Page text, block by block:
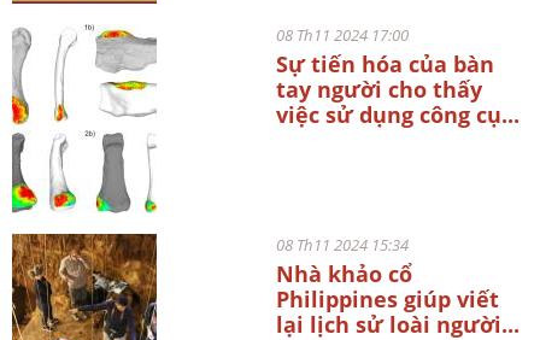
08 Th11 2024 17:00
Sự tiến hóa của bàn
tay người cho thấy
việc sử dụng công cụ...
08 Th11 2024 15:34
Nhà khảo cổ
Philippines giúp viết
lại lịch sử loài người...